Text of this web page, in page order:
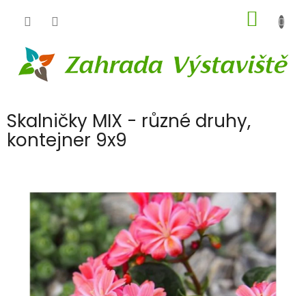
KOŠÍK
Skalničky MIX - různé druhy,
kontejner 9x9